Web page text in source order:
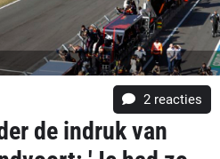
2 reacties
de indruk van